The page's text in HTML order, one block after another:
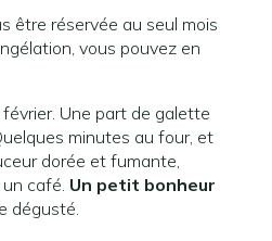
être réservée au seul mois
vous pouvez en
Une part de galette
minutes au four, et
dorée et fumante,
café. Un petit bonheur
dégusté.